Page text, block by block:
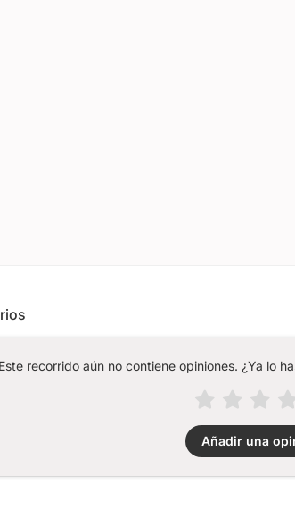
Este recorrido aún no contiene opiniones. ¿Ya lo
Añadir una